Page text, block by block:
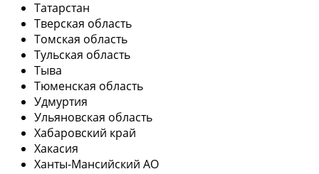
Татарстан
Тверская область
Томская область
Тульская область
Тыва
Тюменская область
Удмуртия
Ульяновская область
Хабаровский край
Хакасия
Ханты-Мансийский АО